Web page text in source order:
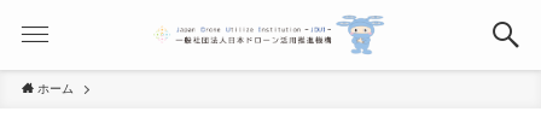
ホーム